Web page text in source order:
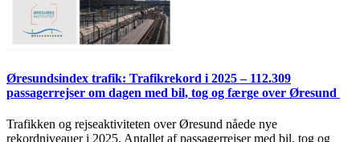
Øresundsindex trafik: Trafikrekord i 2025 – 112.309
passagerrejser om dagen med bil, tog og færge over Øresund
Trafikken og rejseaktiviteten over Øresund nåede nye
rekordniveauer i 2025. Antallet af passagerrejser med bil, tog og